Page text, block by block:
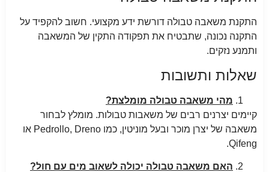
התקנת משאבה טבולה דורשת ידע מקצועי. חשוב להקפיד על
התקנה נכונה, שתבטיח את תפקודה התקין של המשאבה
ותמנע נזקים.
שאלות ותשובות
מהי משאבה טבולה מומלצת?
קיימים יצרנים רבים של משאבות טבולות. מומלץ לבחור
משאבה של יצרן מוכר ובעל מוניטין, כמו Pedrollo, Dreno או
Qifeng.
האם משאבה טבולה יכולה לשאוב מים עם חול?